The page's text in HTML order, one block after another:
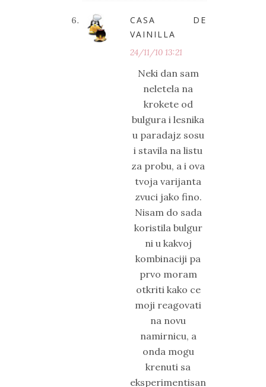
CASA DE
VAINILLA
24/11/10 13:21
Neki dan sam
neletela na
krokete od
bulgura i lesnika
u paradajz sosu
i stavila na listu
za probu, a i ova
tvoja varijanta
zvuci jako fino.
Nisam do sada
koristila bulgur
ni u kakvoj
kombinaciji pa
prvo moram
otkriti kako ce
moji reagovati
na novu
namirnicu, a
onda mogu
krenuti sa
eksperimentisan